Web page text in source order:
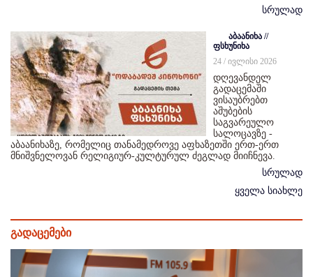
სრულად
აბაანიხა //
ფსხუნიხა
24 / ივლისი 2026
დღევანდელ
გადაცემაში
ვისაუბრებთ
აშუბების
საგვარეულო
სალოცავზე -
აბაანიხაზე, რომელიც თანამედროვე აფხაზეთში ერთ-ერთ
მნიშვნელოვან რელიგიურ-კულტურულ ძეგლად მიიჩნევა.
სრულად
ყველა სიახლე
გადაცემები